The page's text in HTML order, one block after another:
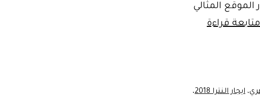
الموقع المثالي
متابعة قراءةافضل
، ايجار النترا 2018
،